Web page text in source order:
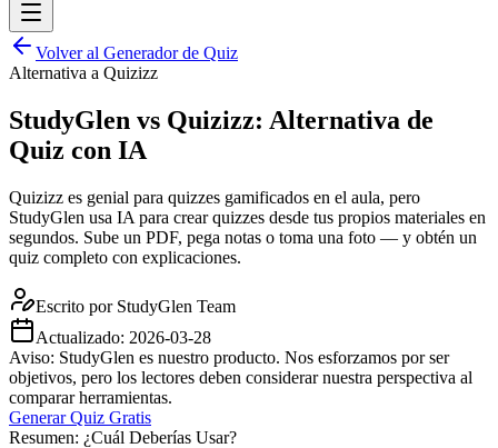
Volver al Generador de Quiz
Alternativa a Quizizz
StudyGlen vs Quizizz: Alternativa de
Quiz con IA
Quizizz es genial para quizzes gamificados en el aula, pero
StudyGlen usa IA para crear quizzes desde tus propios materiales en
segundos. Sube un PDF, pega notas o toma una foto — y obtén un
quiz completo con explicaciones.
Escrito por StudyGlen Team
Actualizado: 2026-03-28
Aviso: StudyGlen es nuestro producto. Nos esforzamos por ser
objetivos, pero los lectores deben considerar nuestra perspectiva al
comparar herramientas.
Generar Quiz Gratis
Resumen: ¿Cuál Deberías Usar?